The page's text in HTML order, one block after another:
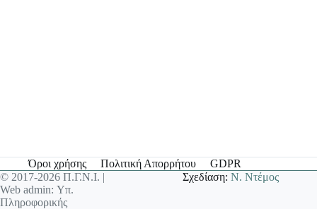
Όροι χρήσης Πολιτική Απορρήτου
GDPR
© 2017-2026 Π.Γ.Ν.Ι. |
Web admin: Υπ.
Πληροφορικής
Σχεδίαση:Ν. Ντέμος